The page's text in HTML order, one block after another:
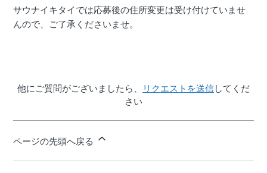
サウナイキタイでは応募後の住所変更は受け付けていませ
んので、ご了承くださいませ。
他にご質問がございましたら、 リクエストを送信してくだ
さい
ページの先頭へ戻る